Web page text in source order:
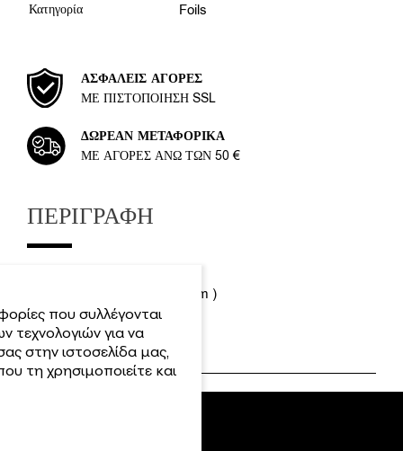
Κατηγορία Foils
ΑΣΦΑΛΕΊΣ ΑΓΟΡΈΣ
ΜΕ ΠΙΣΤΟΠΟΊΗΣΗ SSL
ΔΩΡΕΆΝ ΜΕΤΑΦΟΡΙΚΆ
ΜΕ ΑΓΟΡΈΣ ΆΝΩ ΤΩΝ 50 €
ΠΕΡΙΓΡΑΦΉ
Transfer Foils ( 1,6 m X 4,5 cm )
Κωδ.:
700.60140-xb6-2
που συλλέγονται
τεχνολογιών για να
στην ιστοσελίδα μας,
τη χρησιμοποιείτε και